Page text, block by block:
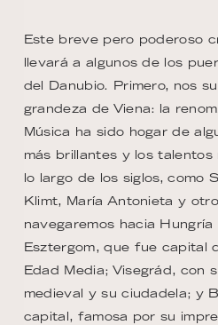
Este breve pero poderoso
llevará a algunos de los
del Danubio. Primero, nos
grandeza de Viena: la
Música ha sido hogar de
más brillantes y los talentos
lo largo de los siglos, como
Klimt, María Antonieta y
navegaremos hacia
Esztergom, que fue capital
Edad Media; Visegrád, con
medieval y su ciudadela; y
capital, famosa por su